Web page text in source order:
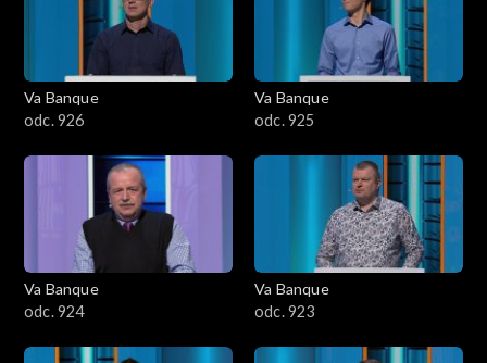
Va Banque
odc. 926
Va Banque
odc. 925
Va Banque
odc. 924
Va Banque
odc. 923